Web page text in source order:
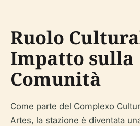
Ruolo
Impatto sulla
Comunità
Come parte del Complexo
Artes, la stazione è diventata